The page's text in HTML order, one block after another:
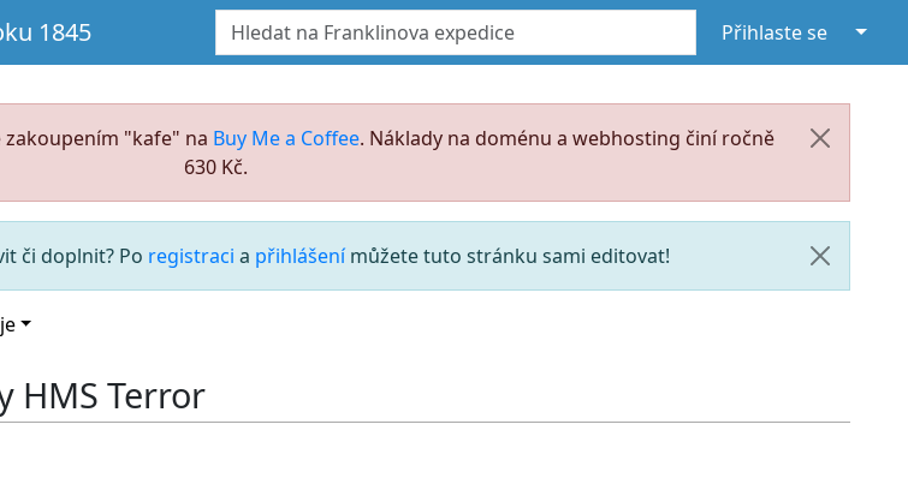
1845 Přihlaste se ↓
"kafe" na Buy Me a Coffee. Náklady na doménu a webhosting činí ročně
630 Kč.
či doplnit? Po registraci a přihlášenímůžete tuto stránku sami editovat!
HMS Terror